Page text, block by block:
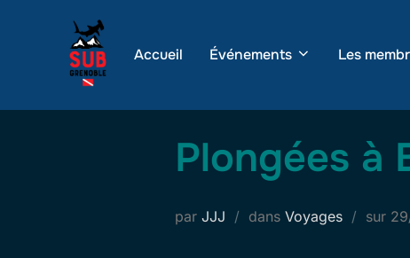
Accueil Événements Les
Plongées à
par JJJ dans Voyages sur